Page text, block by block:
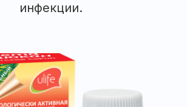
инфекции.